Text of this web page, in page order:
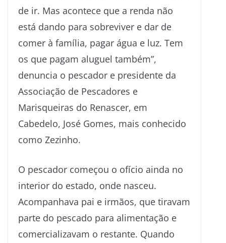
de ir. Mas acontece que a renda não
está dando para sobreviver e dar de
comer à família, pagar água e luz. Tem
os que pagam aluguel também”,
denuncia o pescador e presidente da
Associação de Pescadores e
Marisqueiras do Renascer, em
Cabedelo, José Gomes, mais conhecido
como Zezinho.
O pescador começou o ofício ainda no
interior do estado, onde nasceu.
Acompanhava pai e irmãos, que tiravam
parte do pescado para alimentação e
comercializavam o restante. Quando